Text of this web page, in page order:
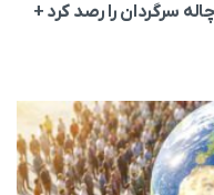
سرگردان را رصد کرد +